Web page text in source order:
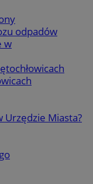
odpadów
w
Urzędzie Miasta?